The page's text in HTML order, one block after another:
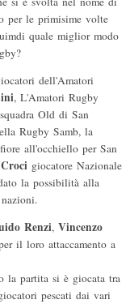
per le primisime volte
quale miglior modo
dell'Amatori
, L'Amatori Rugby
Old di San
Rugby Samb, la
all'occhiello per San
giocatore Nazionale
la possibilità alla
Renzi, Vincenzo
il loro attaccamento a
la partita si è giocata tra
pescati dai vari